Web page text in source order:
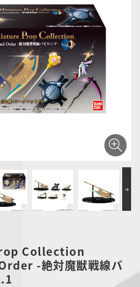
ガンダムシリーズ アンパンマン
にふぉるめーしょん
＆スクエアシール
ポケモンスケールワ
ールド
わ
Collection
-絶対魔獣戦線バ